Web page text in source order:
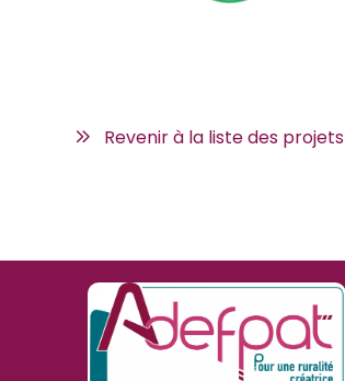
Revenir à la liste des projets